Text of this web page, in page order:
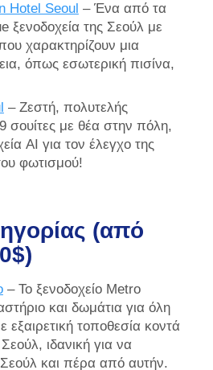
Hotel Seoul – Ένα από τα
ξενοδοχεία της Σεούλ με
χαρακτηρίζουν μια
όπως εσωτερική πισίνα,
– Ζεστή, πολυτελής
σουίτες με θέα στην πόλη,
AI για τον έλεγχο της
φωτισμού!
(από
– Το ξενοδοχείο Metro
και δωμάτια για όλη
εξαιρετική τοποθεσία κοντά
ιδανική για να
και πέρα ​​από αυτήν.